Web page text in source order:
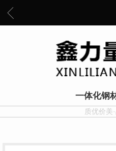
一体化钢
质优价美